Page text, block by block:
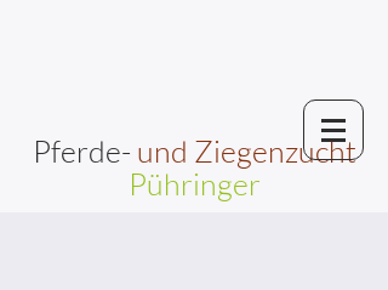
Pferde- und Ziegenzucht
Pühringer